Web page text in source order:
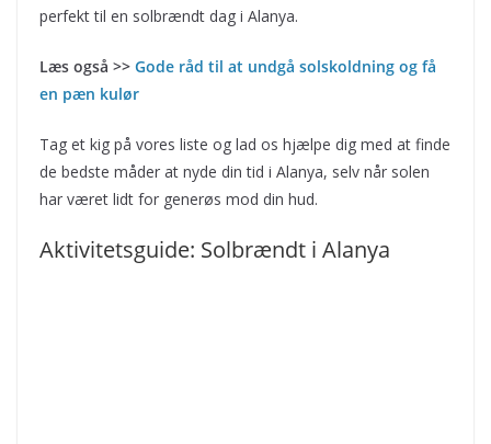
perfekt til en solbrændt dag i Alanya.
Læs også >> Gode råd til at undgå solskoldning og få
en pæn kulør
Tag et kig på vores liste og lad os hjælpe dig med at finde
de bedste måder at nyde din tid i Alanya, selv når solen
har været lidt for generøs mod din hud.
Aktivitetsguide: Solbrændt i Alanya